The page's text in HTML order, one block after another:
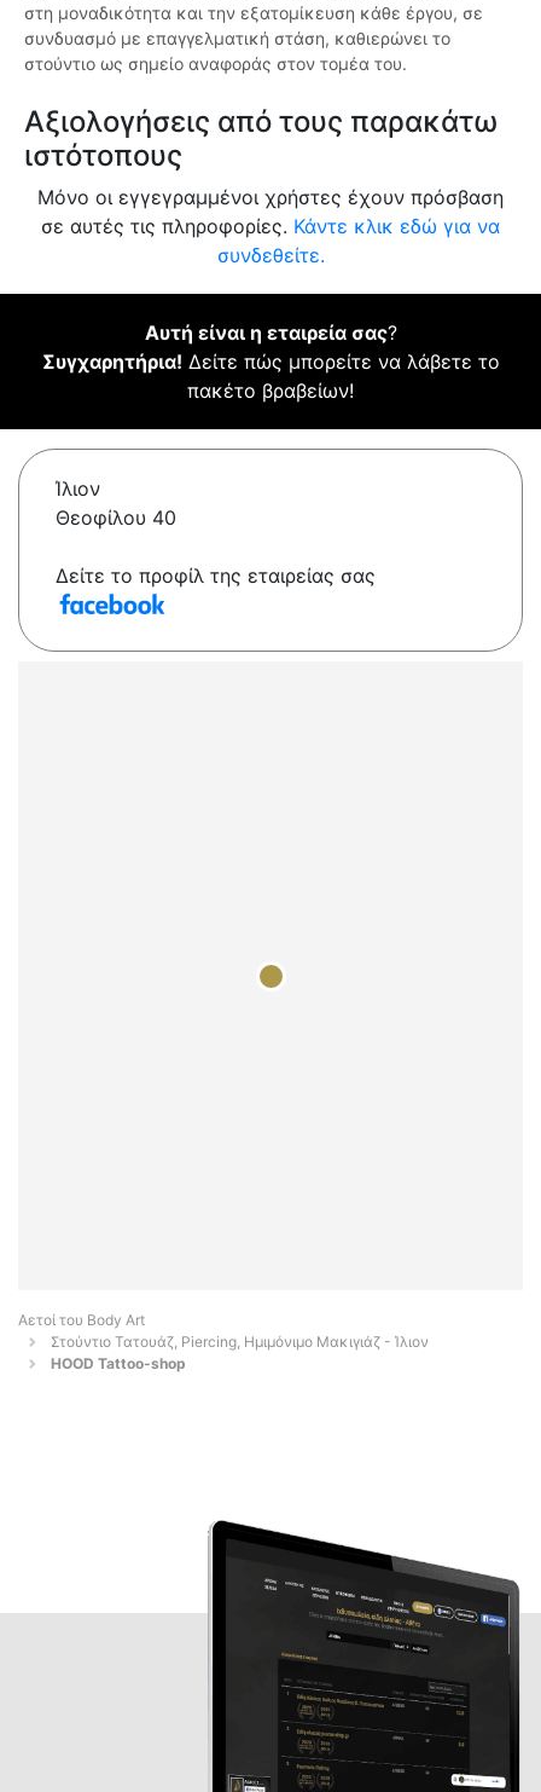
στη μοναδικότητα και την εξατομίκευση κάθε έργου, σε
συνδυασμό με επαγγελματική στάση, καθιερώνει το
στούντιο ως σημείο αναφοράς στον τομέα του.
Αξιολογήσεις από τους παρακάτω
ιστότοπους
Μόνο οι εγγεγραμμένοι χρήστες έχουν πρόσβαση
σε αυτές τις πληροφορίες. Κάντε κλικ εδώ για να
συνδεθείτε.
Αυτή είναι η εταιρεία σας?
Συγχαρητήρια! Δείτε πώς μπορείτε να λάβετε το
πακέτο βραβείων!
Ίλιον
Θεοφίλου 40
Δείτε το προφίλ της εταιρείας σας
Αετοί του Body Art
Στούντιο Τατουάζ, Piercing, Ημιμόνιμο Μακιγιάζ - Ίλιον
HOOD Tattoo-shop